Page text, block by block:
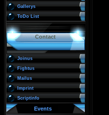
Gallerys
ToDo List
Contact
Joinus
Fightus
Mailus
Imprint
Scriptinfo
Events